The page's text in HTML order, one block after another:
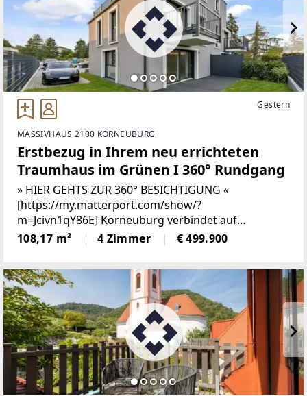
Gestern
MASSIVHAUS 2100 KORNEUBURG
Erstbezug in Ihrem neu errichteten
Traumhaus im Grünen I 360° Rundgang
» HIER GEHTS ZUR 360° BESICHTIGUNG «
[https://my.matterport.com/show/?
m=Jcivn1qY86E] Korneuburg verbindet auf
besondere Weise urbanen Komfort mit naturnaher
Lebensqualität. Die charmante Stadt nördlich von
108,17 m² 4 Zimmer € 499.900